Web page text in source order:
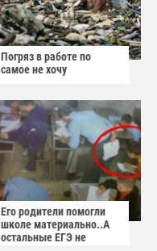
Погряз в работе по
самое не хочу
Его родители помогли
школе материально..А
остальные ЕГЭ не